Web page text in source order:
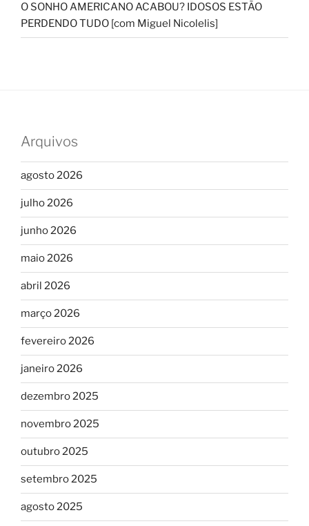
O SONHO AMERICANO ACABOU? IDOSOS ESTÃO
PERDENDO TUDO [com Miguel Nicolelis]
Arquivos
agosto 2026
julho 2026
junho 2026
maio 2026
abril 2026
março 2026
fevereiro 2026
janeiro 2026
dezembro 2025
novembro 2025
outubro 2025
setembro 2025
agosto 2025